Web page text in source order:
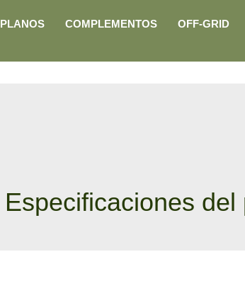
PLANOS COMPLEMENTOS OFF-GRID
Especificaciones del